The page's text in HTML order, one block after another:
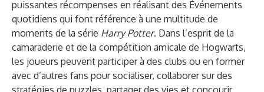
puissantes récompenses en réalisant des Événements
quotidiens qui font référence à une multitude de
moments de la série Harry Potter. Dans l’esprit de la
camaraderie et de la compétition amicale de Hogwarts,
les joueurs peuvent participer à des clubs ou en former
avec d’autres fans pour socialiser, collaborer sur des
stratégies de puzzles, partager des vies et concourir